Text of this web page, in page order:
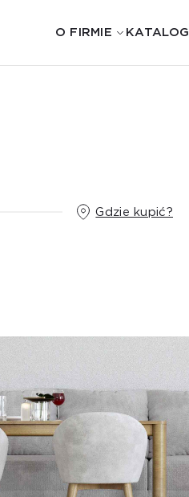
O FIRMIE KATALOG
Gdzie kupić?